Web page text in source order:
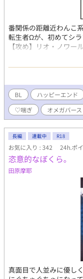
番関係の距離近わんこ
転生者Ωが、初めてシ
【攻め】リオ・ノワー
帝国騎士団の団長であ
から片想いしていたレ
たのでとても機嫌がよ
っとマーキングしてい
自分に依存させたいと
ル 伯爵家の末っ子四男
以外は全員αなため大変
もの作品の金字塔と呼
と直感力で誰ともラブ
いたが、偶然「番にな
に嵌ってしまったこと
顔がド好みなことをリ
BL ハッピーエンド
♡喘ぎ
オメガバース
長編 連載中 R18
お気に入り : 342 24h.ポ
恣意的なぼくら。
田原摩耶
真面目で人並みに優し